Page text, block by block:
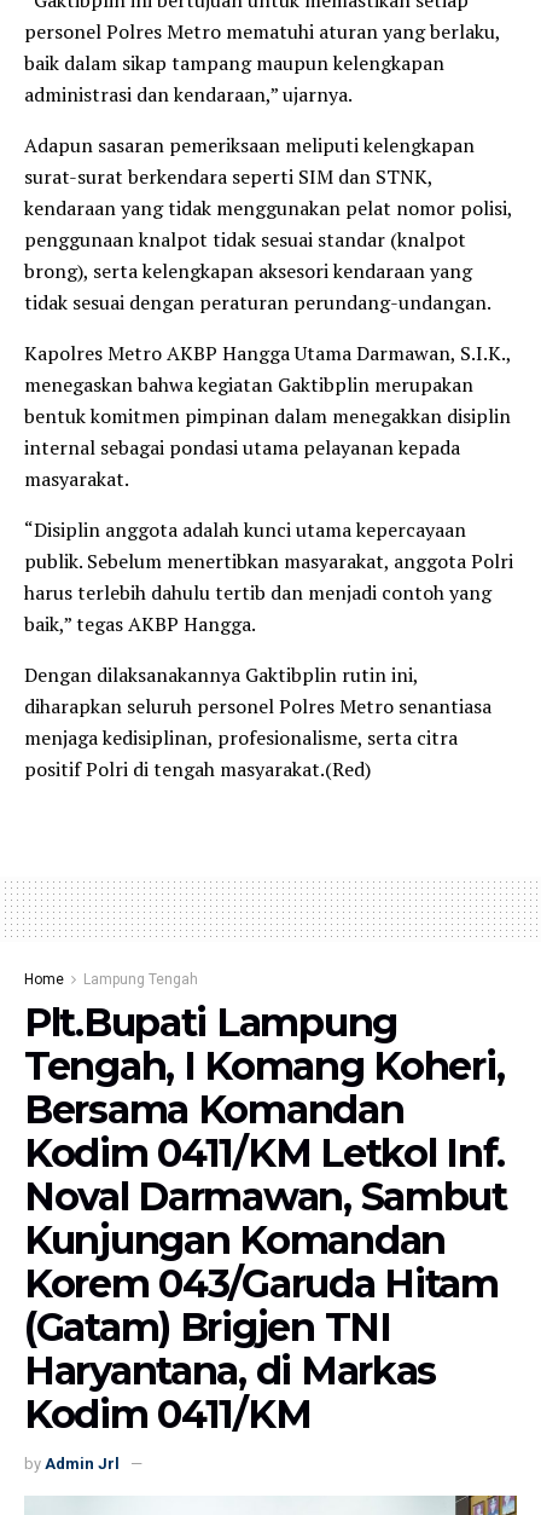
personel Polres Metro mematuhi aturan yang berlaku,
baik dalam sikap tampang maupun kelengkapan
administrasi dan kendaraan,” ujarnya.
Adapun sasaran pemeriksaan meliputi kelengkapan
surat-surat berkendara seperti SIM dan STNK,
kendaraan yang tidak menggunakan pelat nomor polisi,
penggunaan knalpot tidak sesuai standar (knalpot
brong), serta kelengkapan aksesori kendaraan yang
tidak sesuai dengan peraturan perundang-undangan.
Kapolres Metro AKBP Hangga Utama Darmawan, S.I.K.,
menegaskan bahwa kegiatan Gaktibplin merupakan
bentuk komitmen pimpinan dalam menegakkan disiplin
internal sebagai pondasi utama pelayanan kepada
masyarakat.
“Disiplin anggota adalah kunci utama kepercayaan
publik. Sebelum menertibkan masyarakat, anggota Polri
harus terlebih dahulu tertib dan menjadi contoh yang
baik,” tegas AKBP Hangga.
Dengan dilaksanakannya Gaktibplin rutin ini,
diharapkan seluruh personel Polres Metro senantiasa
menjaga kedisiplinan, profesionalisme, serta citra
positif Polri di tengah masyarakat.(Red)
Home Lampung Tengah
Plt.Bupati Lampung
Tengah, I Komang Koheri,
Bersama Komandan
Kodim 0411/KM Letkol Inf.
Noval Darmawan, Sambut
Kunjungan Komandan
Korem 043/Garuda Hitam
(Gatam) Brigjen TNI
Haryantana, di Markas
Kodim 0411/KM
by Admin Jrl